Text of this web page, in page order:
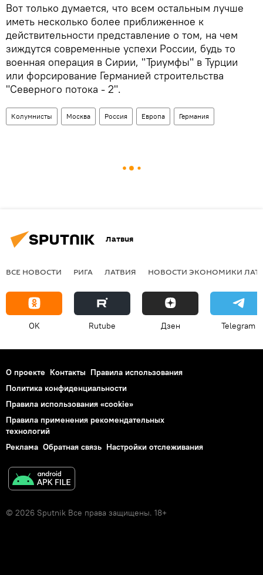
Вот только думается, что всем остальным лучше
иметь несколько более приближенное к
действительности представление о том, на чем
зиждутся современные успехи России, будь то
военная операция в Сирии, "Триумфы" в Турции
или форсирование Германией строительства
"Северного потока - 2".
Колумнисты Москва Россия Европа Германия
Латвия
ВСЕ НОВОСТИ РИГА ЛАТВИЯ НОВОСТИ ЭКОНОМИКИ
OK Rutube Дзен Telegram
О проекте Контакты Правила использования
Политика конфиденциальности
Правила использования «cookie»
Правила применения рекомендательных
технологий
Реклама Обратная связь Настройки отслеживания
© 2026 Sputnik Все права защищены. 18+